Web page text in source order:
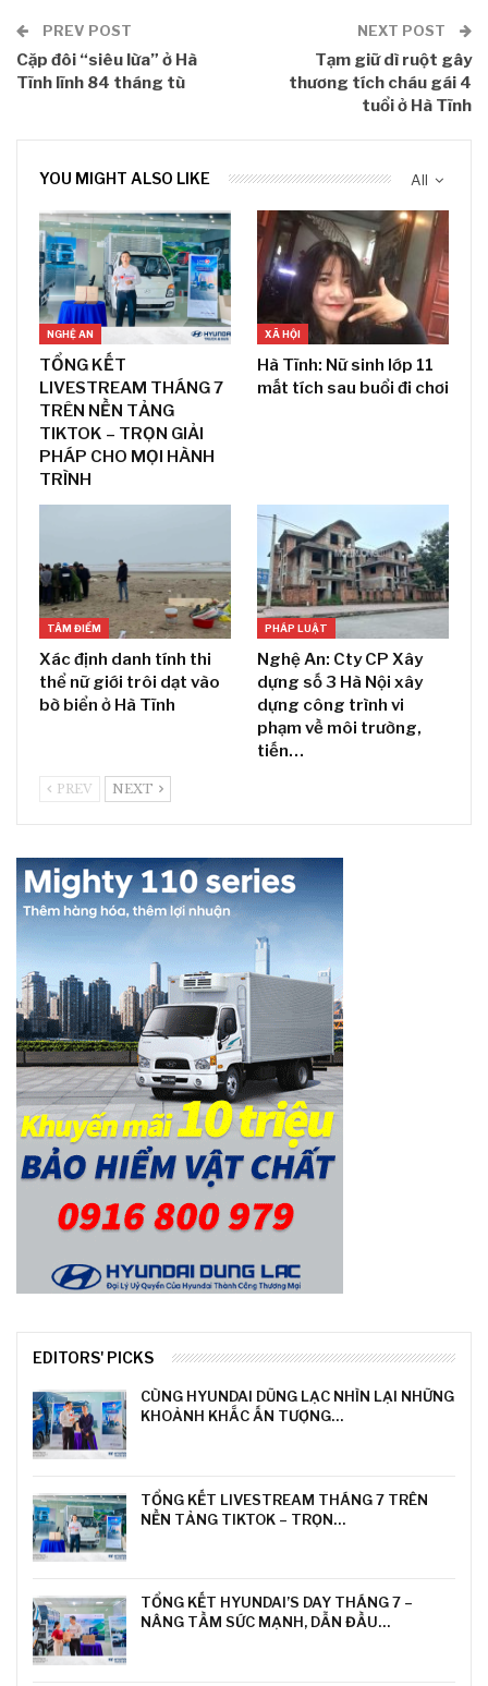
PREV POST
Cặp đôi “siêu lừa” ở Hà
Tĩnh lĩnh 84 tháng tù
NEXT POST
Tạm giữ dì ruột gây
thương tích cháu gái 4
tuổi ở Hà Tĩnh
All
YOU MIGHT ALSO LIKE
NGHỆ AN
TỔNG KẾT
LIVESTREAM THÁNG 7
TRÊN NỀN TẢNG
TIKTOK – TRỌN GIẢI
PHÁP CHO MỌI HÀNH
TRÌNH
XÃ HỘI
Hà Tĩnh: Nữ sinh lớp 11
mất tích sau buổi đi chơi
TÂM ĐIỂM
Xác định danh tính thi
thể nữ giới trôi dạt vào
bờ biển ở Hà Tĩnh
PHÁP LUẬT
Nghệ An: Cty CP Xây
dựng số 3 Hà Nội xây
dựng công trình vi
phạm về môi trường,
tiến…
PREV NEXT
EDITORS' PICKS
CÙNG HYUNDAI DŨNG LẠC NHÌN LẠI NHỮNG
KHOẢNH KHẮC ẤN TƯỢNG…
TỔNG KẾT LIVESTREAM THÁNG 7 TRÊN
NỀN TẢNG TIKTOK – TRỌN…
TỔNG KẾT HYUNDAI’S DAY THÁNG 7 –
NÂNG TẦM SỨC MẠNH, DẪN ĐẦU…